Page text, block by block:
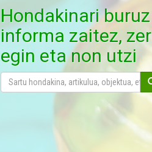
Hondakinari buruz
informa zaitez, zer
egin eta non utzi